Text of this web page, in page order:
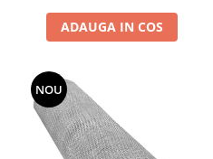
ADAUGA IN COS
NOU